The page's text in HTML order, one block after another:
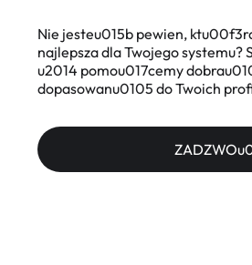
Nie jesteu015b pewien,
najlepsza dla Twojego systemu?
u2014 pomou017cemy
dopasowanu0105 do Twoich